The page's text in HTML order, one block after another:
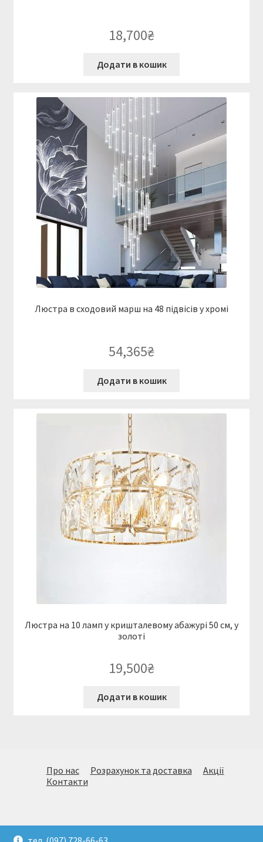
18,700₴
Додати в кошик
Люстра в сходовий марш на 48 підвісів у хромі
54,365₴
Додати в кошик
Люстра на 10 ламп у кришталевому абажурі 50 см, у
золоті
19,500₴
Додати в кошик
Про нас Розрахунок та доставка
Акції
Контакти